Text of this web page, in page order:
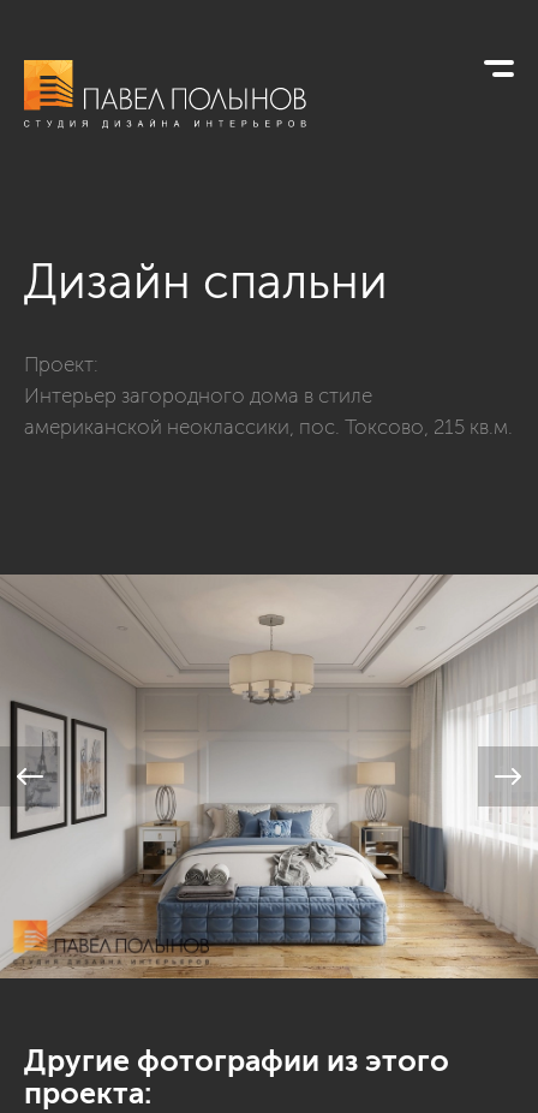
Дизайн спальни
Проект:
Интерьер загородного дома в стиле
американской неоклассики, пос. Токсово, 215 кв.м.
Другие фотографии из этого
проекта: